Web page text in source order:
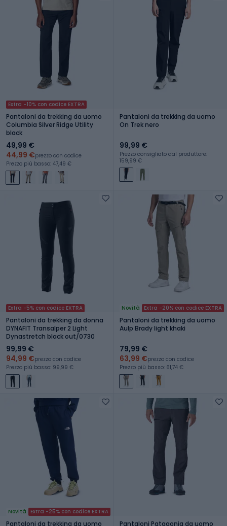
Extra -10% con codice EXTRA
Pantaloni da trekking da uomo
Columbia Silver Ridge Utility
black
49,99 €
44,99 €prezzo con codice
Prezzo più basso: 47,49 €
Pantaloni da trekking da uomo
On Trek nero
99,99 €
Prezzo consigliato dal produttore:
159,99 €
Extra -5% con codice EXTRA
Pantaloni da trekking da donna
DYNAFIT Transalper 2 Light
Dynastretch black out/0730
99,99 €
94,99 €prezzo con codice
Prezzo più basso: 99,99 €
Novità Extra -20% con codice EXTRA
Pantaloni da trekking da uomo
Aulp Brady light khaki
79,99 €
63,99 €prezzo con codice
Prezzo più basso: 61,74 €
Novità Extra -25% con codice EXTRA
Pantaloni da trekking da uomo
Pantaloni Patagonia da uomo